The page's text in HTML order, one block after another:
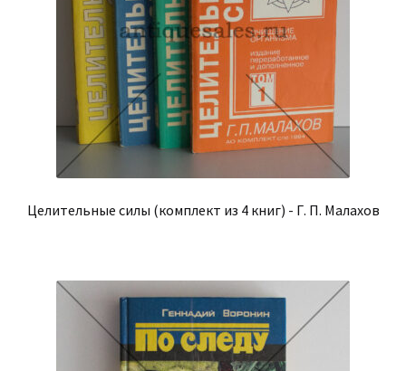
Целительные силы (комплект из 4 книг) - Г. П. Малахов